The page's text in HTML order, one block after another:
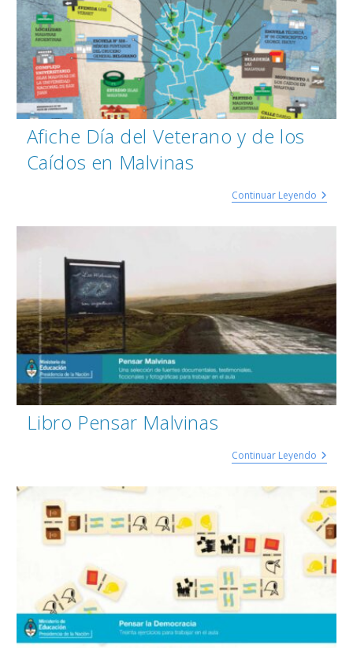
Afiche Día del Veterano y de los
Caídos en Malvinas
Continuar Leyendo
Libro Pensar Malvinas
Continuar Leyendo